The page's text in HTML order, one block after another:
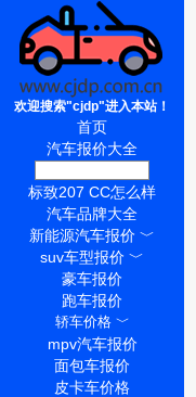
欢迎搜索"cjdp"进入本站！
首页
汽车报价大全
标致207 CC怎么样
汽车品牌大全
新能源汽车报价 ﹀
suv车型报价 ﹀
豪车报价
跑车报价
轿车价格﹀
mpv汽车报价
面包车报价
皮卡车价格